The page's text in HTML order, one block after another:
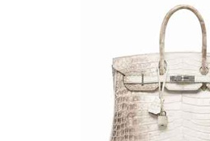
HIGH